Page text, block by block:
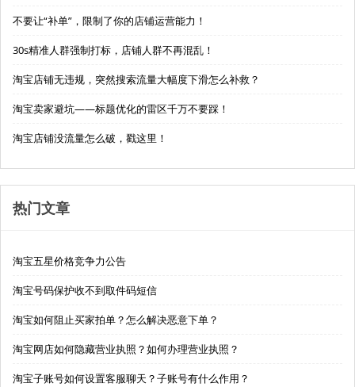
不要让“补单”，限制了你的店铺运营能力！
30s精准人群强制打标，店铺人群不再混乱！
淘宝店铺无违规，突然搜索流量大幅度下滑怎么补救？
淘宝卖家避坑——标题优化的雷区千万不要踩！
淘宝店铺没流量怎么破，戳这里！
热门文章
淘宝五星价格竞争力公告
淘宝号码保护收不到取件码短信
淘宝如何阻止买家拍单？怎么解决恶意下单？
淘宝网店如何隐藏营业执照？如何办理营业执照？
淘宝子账号如何设置客服聊天？子账号有什么作用？